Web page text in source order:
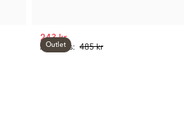
Anb. Pris: 485 kr
243 kr
Outlet